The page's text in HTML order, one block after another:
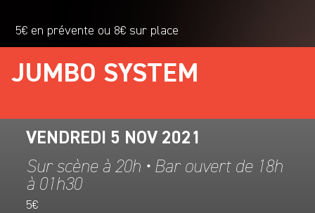
5€ en prévente ou 8€ sur place
JUMBO SYSTEM
VENDREDI 5 NOV 2021
Sur scène à 20h • Bar ouvert de 18h
à 01h30
5€